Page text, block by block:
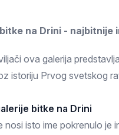
Ruma
Sremski Karlovci
Zlatar
na Drini - najbitnije
ova galerija
istoriju Prvog svetskog
bitke na Drini
nosi isto ime pokrenulo